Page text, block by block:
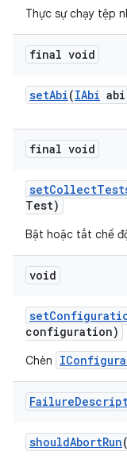
Thực sự chạy tệp
final void
setAbi(IAbi
final void
setCollect
Test)
Bật hoặc tắt chế
void
set
configuration)
Chèn
Failure
shouldAbortRun(